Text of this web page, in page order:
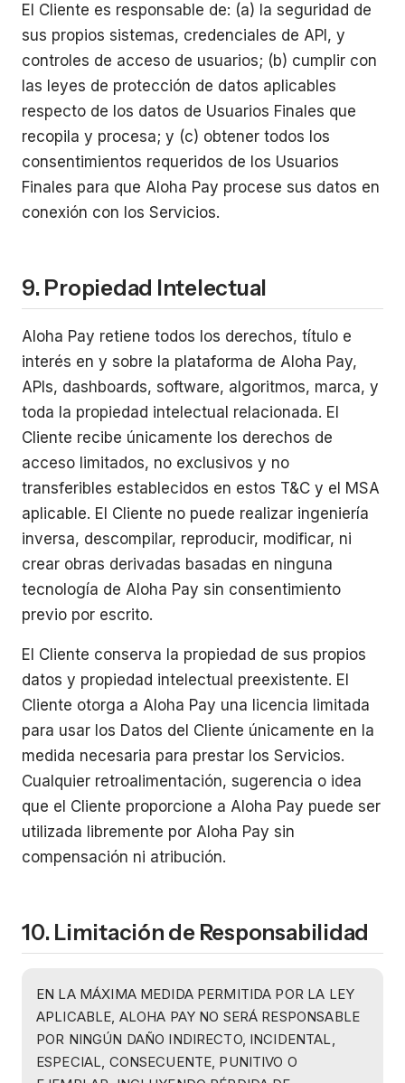
El Cliente es responsable de: (a) la seguridad de
sus propios sistemas, credenciales de API, y
controles de acceso de usuarios; (b) cumplir con
las leyes de protección de datos aplicables
respecto de los datos de Usuarios Finales que
recopila y procesa; y (c) obtener todos los
consentimientos requeridos de los Usuarios
Finales para que Aloha Pay procese sus datos en
conexión con los Servicios.
9. Propiedad Intelectual
Aloha Pay retiene todos los derechos, título e
interés en y sobre la plataforma de Aloha Pay,
APIs, dashboards, software, algoritmos, marca, y
toda la propiedad intelectual relacionada. El
Cliente recibe únicamente los derechos de
acceso limitados, no exclusivos y no
transferibles establecidos en estos T&C y el MSA
aplicable. El Cliente no puede realizar ingeniería
inversa, descompilar, reproducir, modificar, ni
crear obras derivadas basadas en ninguna
tecnología de Aloha Pay sin consentimiento
previo por escrito.
El Cliente conserva la propiedad de sus propios
datos y propiedad intelectual preexistente. El
Cliente otorga a Aloha Pay una licencia limitada
para usar los Datos del Cliente únicamente en la
medida necesaria para prestar los Servicios.
Cualquier retroalimentación, sugerencia o idea
que el Cliente proporcione a Aloha Pay puede ser
utilizada libremente por Aloha Pay sin
compensación ni atribución.
10. Limitación de Responsabilidad
EN LA MÁXIMA MEDIDA PERMITIDA POR LA LEY
APLICABLE, ALOHA PAY NO SERÁ RESPONSABLE
POR NINGÚN DAÑO INDIRECTO, INCIDENTAL,
ESPECIAL, CONSECUENTE, PUNITIVO O